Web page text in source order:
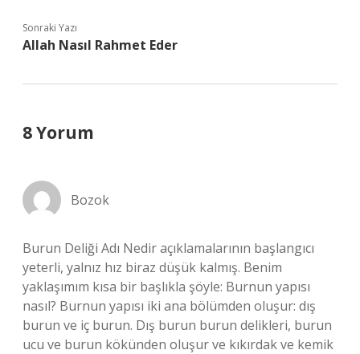
Sonraki Yazı
Allah Nasıl Rahmet Eder
8 Yorum
Bozok
Burun Deliği Adı Nedir açıklamalarının başlangıcı
yeterli, yalnız hız biraz düşük kalmış. Benim
yaklaşımım kısa bir başlıkla şöyle: Burnun yapısı
nasıl? Burnun yapısı iki ana bölümden oluşur: dış
burun ve iç burun. Dış burun burun delikleri, burun
ucu ve burun kökünden oluşur ve kıkırdak ve kemik